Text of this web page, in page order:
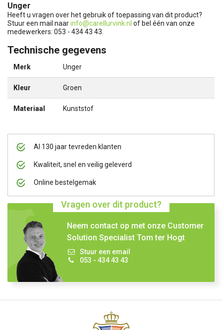
Al 130 jaar tevreden klanten
Kwaliteit, snel en veilig geleverd
Online bestelgemak
Vragen over dit product?
Neem contact op met onze Customer
Solution Specialist Tom ter Hogt
Stuur een email
053 - 434 43 43
Unger
Heeft u vragen over het gebruik of toepassing van dit product?
Stuur een mail naarinfo@carellurvink.nl of bel één van onze
medewerkers: 053 - 434 43 43.
Technische gegevens
Merk Unger
Kleur Groen
Materiaal Kunststof